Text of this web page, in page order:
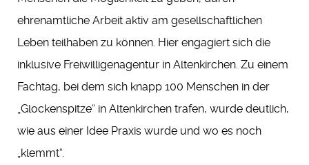
ehrenamtliche Arbeit aktiv am gesellschaftlichen
Leben teilhaben zu können. Hier engagiert sich die
inklusive Freiwilligenagentur in Altenkirchen. Zu einem
Fachtag, bei dem sich knapp 100 Menschen in der
„Glockenspitze“ in Altenkirchen trafen, wurde deutlich,
wie aus einer Idee Praxis wurde und wo es noch
„klemmt“.